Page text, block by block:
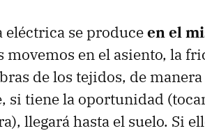
eléctrica se produceen el
movemos en el asiento, la
de los tejidos, de
si tiene la oportunidad
llegará hasta el suelo. Si